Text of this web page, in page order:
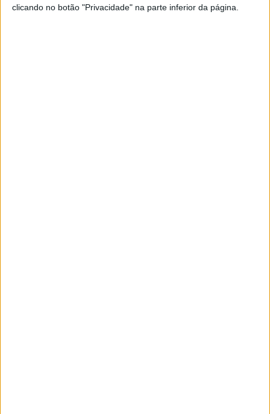
clicando no botão "Privacidade" na parte inferior da página.
mas esse plano acabou por ser adiado. Mais